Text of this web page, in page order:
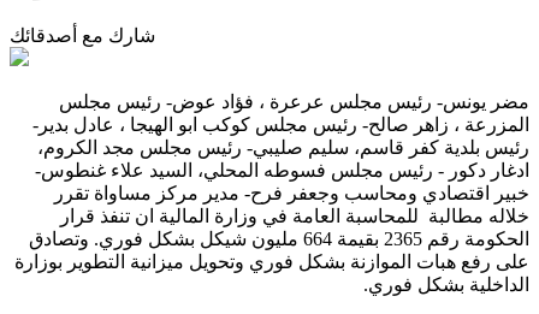
شارك مع أصدقائك
مضر يونس- رئيس مجلس عرعرة ، فؤاد عوض- رئيس مجلس
المزرعة ، زاهر صالح- رئيس مجلس كوكب ابو الهيجا ، عادل بدير-
رئيس بلدية كفر قاسم، سليم صليبي- رئيس مجلس مجد الكروم،
ادغار دكور - رئيس مجلس فسوطه المحلي، السيد علاء غنطوس-
خبير اقتصادي ومحاسب وجعفر فرح- مدير مركز مساواة تقرر
خلاله مطالبة للمحاسبة العامة في وزارة المالية ان تنفذ قرار
الحكومة رقم 2365 بقيمة 664 مليون شيكل بشكل فوري. وتصادق
على رفع هبات الموازنة بشكل فوري وتحويل ميزانية التطوير بوزارة
الداخلية بشكل فوري.